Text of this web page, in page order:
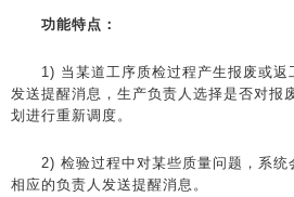
功能特点：
1) 当某道工序质检过程产生报废或返
发送提醒消息，生产负责人选择是否对报
划进行重新调度。
2) 检验过程中对某些质量问题，系统
相应的负责人发送提醒消息。